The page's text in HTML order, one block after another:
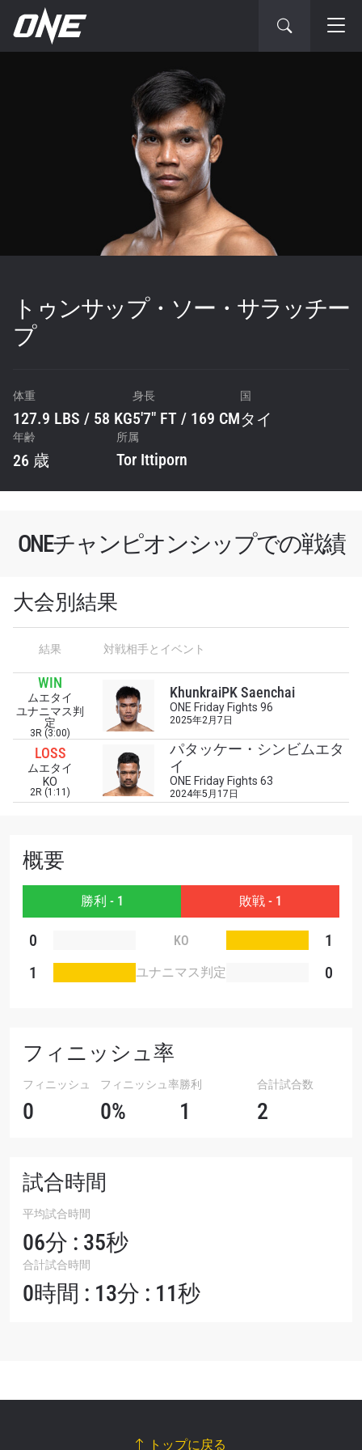
トゥンサップ・ソー・サラッチー
プ
体重
127.9 LBS / 58 KG
身長
5'7" FT / 169 CM
国
タイ
年齢
26 歳
所属
Tor Ittiporn
ONEチャンピオンシップでの戦績
大会別結果
結果 対戦相手とイベント
WIN
ムエタイ
ユナニマス判
定
3R (3:00)
KhunkraiPK Saenchai
ONE Friday Fights 96
2025年2月7日
LOSS
ムエタイ
KO
2R (1:11)
パタッケー・シンビムエタ
イ
ONE Friday Fights 63
2024年5月17日
概要
勝利 - 1 敗戦 - 1
0 KO
1
1
ユナニマス判定 0
フィニッシュ率
フィニッシュ
0
フィニッシュ率
0%
勝利
1
合計試合数
2
試合時間
平均試合時間
06分 : 35秒
合計試合時間
0時間 : 13分 : 11秒
トップに戻る
対戦相手
最新情報をゲット
ONEチャンピオンシップとどこでも一緒！ 最新ニ
ュース、特別オファー、ライブイベントの最高の
席をゲットするため今すぐ登録を！
Eメール
プライバシーポリシー
様は、いつでも配信を停止することができます。